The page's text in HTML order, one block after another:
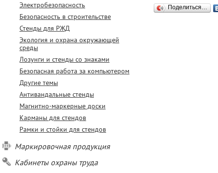
Электробезопасность
Безопасность в строительстве
Стенды для РЖД
Экология и охрана окружающей
среды
Лозунги и стенды со знаками
Безопасная работа за компьютером
Другие темы
Антивандальные стенды
Магнитно-маркерные доски
Карманы для стендов
Рамки и стойки для стендов
Маркировочная продукция
Кабинеты охраны труда
Поделиться…